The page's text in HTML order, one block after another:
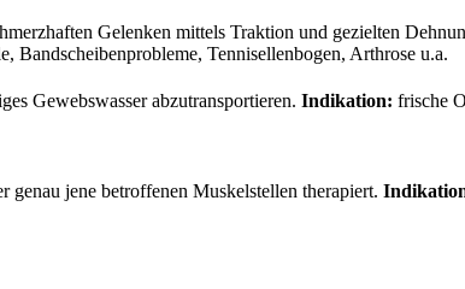
Gelenken mittels Traktion und gezielten
Bandscheibenprobleme, Tennisellenbogen, Arthrose u.a.
Gewebswasser abzutransportieren. Indikation: frische
genau jene betroffenen Muskelstellen therapiert.